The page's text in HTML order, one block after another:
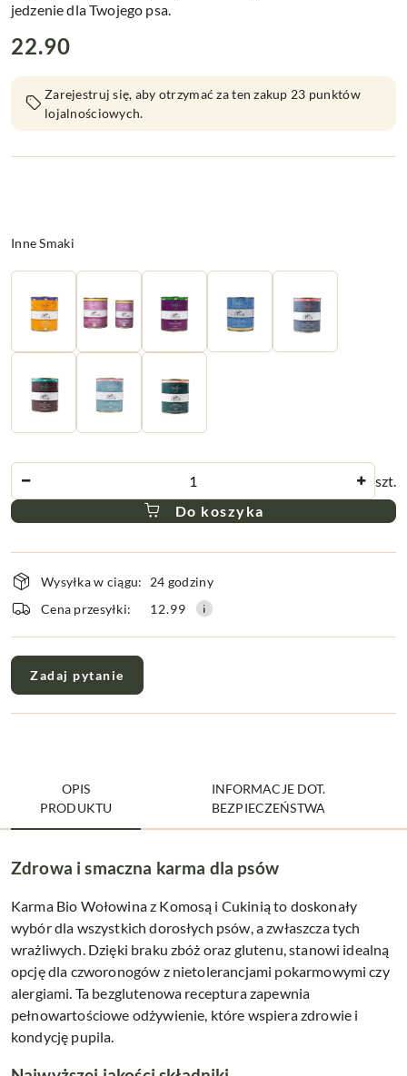
jedzenie dla Twojego psa.
cena:
22.90
Zarejestruj się, aby otrzymać za ten zakup 23 punktów
lojalnościowych.
Wariant
Inne Smaki
szt.
Do koszyka
Dostępność
i
dostawa
Wysyłka w ciągu:
24 godziny
Cena przesyłki:
12.99
Zadaj pytanie
OPIS
PRODUKTU
INFORMACJE DOT.
BEZPIECZEŃSTWA
Zdrowa i smaczna karma dla psów
Karma Bio Wołowina z Komosą i Cukinią to doskonały
wybór dla wszystkich dorosłych psów, a zwłaszcza tych
wrażliwych. Dzięki braku zbóż oraz glutenu, stanowi idealną
opcję dla czworonogów z nietolerancjami pokarmowymi czy
alergiami. Ta bezglutenowa receptura zapewnia
pełnowartościowe odżywienie, które wspiera zdrowie i
kondycję pupila.